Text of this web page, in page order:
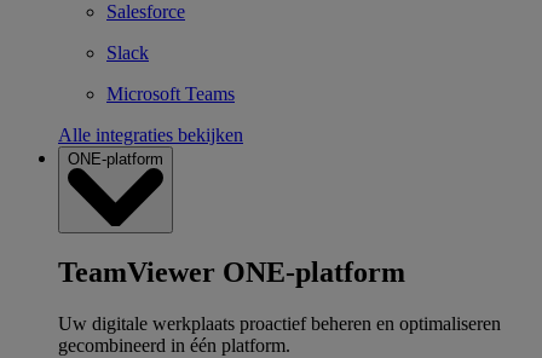
Salesforce
Slack
Microsoft Teams
Alle integraties bekijken
ONE-platform
TeamViewer ONE-platform
Uw digitale werkplaats proactief beheren en optimaliseren
gecombineerd in één platform.